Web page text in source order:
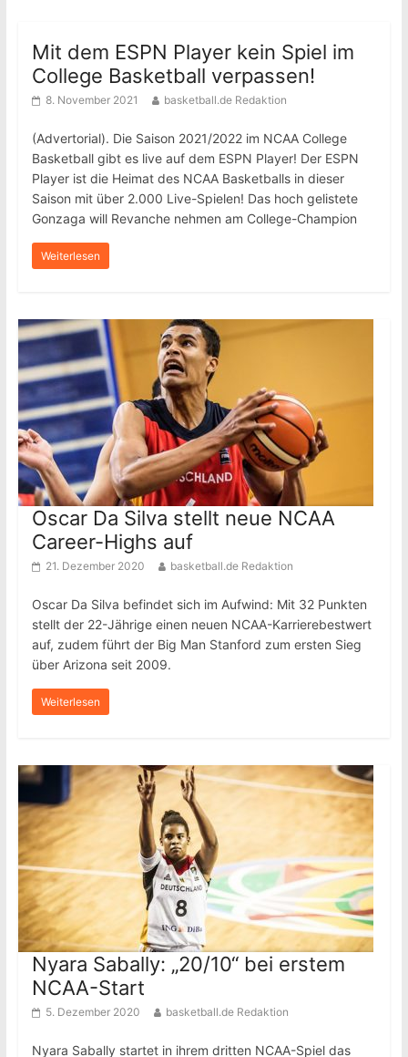
Mit dem ESPN Player kein Spiel im
College Basketball verpassen!
8. November 2021 basketball.de Redaktion
(Advertorial). Die Saison 2021/2022 im NCAA College
Basketball gibt es live auf dem ESPN Player! Der ESPN
Player ist die Heimat des NCAA Basketballs in dieser
Saison mit über 2.000 Live-Spielen! Das hoch gelistete
Gonzaga will Revanche nehmen am College-Champion
Weiterlesen
Oscar Da Silva stellt neue NCAA
Career-Highs auf
21. Dezember 2020 basketball.de Redaktion
Oscar Da Silva befindet sich im Aufwind: Mit 32 Punkten
stellt der 22-Jährige einen neuen NCAA-Karrierebestwert
auf, zudem führt der Big Man Stanford zum ersten Sieg
über Arizona seit 2009.
Weiterlesen
Nyara Sabally: „20/10“ bei erstem
NCAA-Start
5. Dezember 2020 basketball.de Redaktion
Nyara Sabally startet in ihrem dritten NCAA-Spiel das